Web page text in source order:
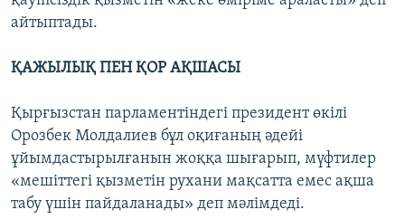
айтыптады.
ҚАЖЫЛЫҚ ПЕН ҚОР АҚШАСЫ
Қырғызстан парламентіндегі президент өкілі
Орозбек Молдалиев бұл оқиғаның әдейі
ұйымдастырылғанын жоққа шығарып, мүфтилер
«мешіттегі қызметін рухани мақсатта емес ақша
табу үшін пайдаланады» деп мәлімдеді.